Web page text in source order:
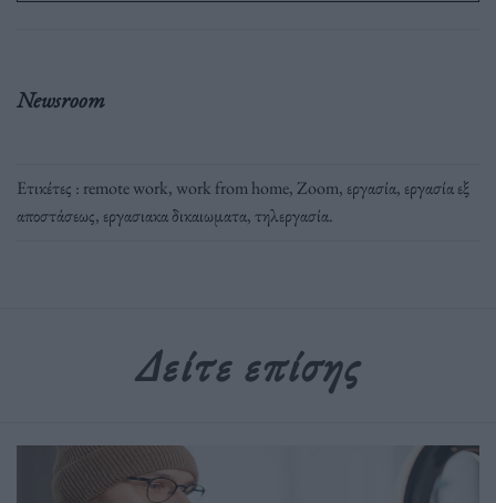
Newsroom
Ετικέτες : remote work,work from home,Zoom, εργασία, εργασία εξ
αποστάσεως, εργασιακα δικαιωματα,τηλεργασία.
Δείτε επίσης